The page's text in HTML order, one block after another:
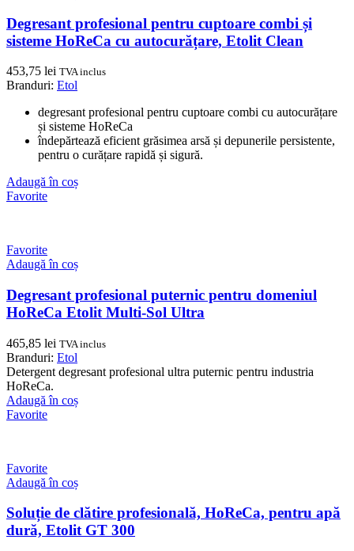
Degresant profesional pentru cuptoare combi și
sisteme HoReCa cu autocurățare, Etolit Clean
453,75 lei TVA inclus
Branduri: Etol
degresant profesional pentru cuptoare combi cu autocurățare
și sisteme HoReCa
îndepărtează eficient grăsimea arsă și depunerile persistente,
pentru o curățare rapidă și sigură.
Adaugă în coș
Favorite
Favorite
Adaugă în coș
Degresant profesional puternic pentru domeniul
HoReCa Etolit Multi-Sol Ultra
465,85 lei TVA inclus
Branduri: Etol
Detergent degresant profesional ultra puternic pentru industria
HoReCa.
Adaugă în coș
Favorite
Favorite
Adaugă în coș
Soluție de clătire profesională, HoReCa, pentru apă
dură, Etolit GT 300